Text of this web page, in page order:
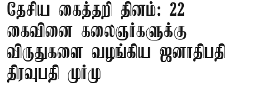
தேசிய கைத்தறி தினம்: 22
கைவினை கலைஞர்களுக்கு
விருதுகளை வழங்கிய ஜனாதிபதி
திரவுபதி முர்மு